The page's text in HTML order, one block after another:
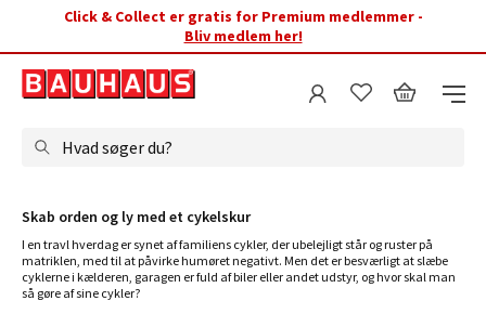
Click & Collect er gratis for Premium medlemmer -
Bliv medlem her!
Hvad søger du?
Skab orden og ly med et cykelskur
I en travl hverdag er synet af familiens cykler, der ubelejligt står og ruster på
matriklen, med til at påvirke humøret negativt. Men det er besværligt at slæbe
cyklerne i kælderen, garagen er fuld af biler eller andet udstyr, og hvor skal man
så gøre af sine cykler?